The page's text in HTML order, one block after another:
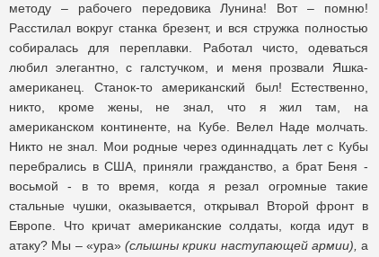
методу – рабочего передовика Лунина! Вот – помню!
Расстилал вокруг станка брезент, и вся стружка полностью
собиралась для переплавки. Работал чисто, одеваться
любил элегантно, с галстучком, и меня прозвали Яшка-
американец. Станок-то американский был! Естественно,
никто, кроме жены, не знал, что я жил там, на
американском континенте, на Кубе. Велел Наде молчать.
Никто не знал. Мои родные через одиннадцать лет с Кубы
перебрались в США, приняли гражданство, а брат Беня -
восьмой - в то время, когда я резал огромные такие
стальные чушки, оказывается, открывал Второй фронт в
Европе. Что кричат американские солдаты, когда идут в
атаку? Мы – «ура» (слышны крики наступающей армии), а